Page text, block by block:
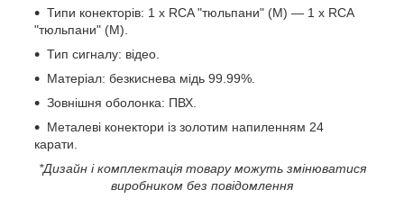
Типи конекторів: 1 х RCA "тюльпани" (М) — 1 х RCA
"тюльпани" (M).
Тип сигналу: відео.
Матеріал: безкиснева мідь 99.99%.
Зовнішня оболонка: ПВХ.
Металеві конектори із золотим напиленням 24
карати.
*Дизайн і комплектація товару можуть змінюватися
виробником без повідомлення